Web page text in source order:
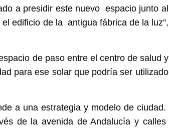
a presidir este nuevo espacio junto al
edificio de la antigua fábrica de la luz”,
de paso entre el centro de salud y
para ese solar que podría ser utilizado
a una estrategia y modelo de ciudad.
de la avenida de Andalucía y calles